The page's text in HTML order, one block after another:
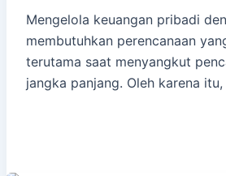
Mengelola keuangan pribadi
membutuhkan perencanaan
terutama saat menyangkut
jangka panjang. Oleh karena itu,